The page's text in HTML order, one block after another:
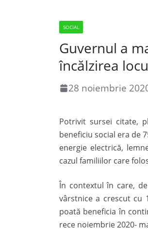
SOCIAL
Guvernul a
încălzirea
28 noiembrie
Potrivit sursei citate,
beneficiu social era de
energie electrică,
cazul familiilor care
În contextul în care,
vârstnice a crescut cu
poată beneficia în
rece noiembrie 2020-